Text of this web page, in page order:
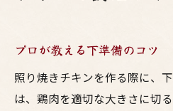
プロが教える下準備のコツ
照り焼きチキンを作る際に、
は、鶏肉を適切な大きさに切